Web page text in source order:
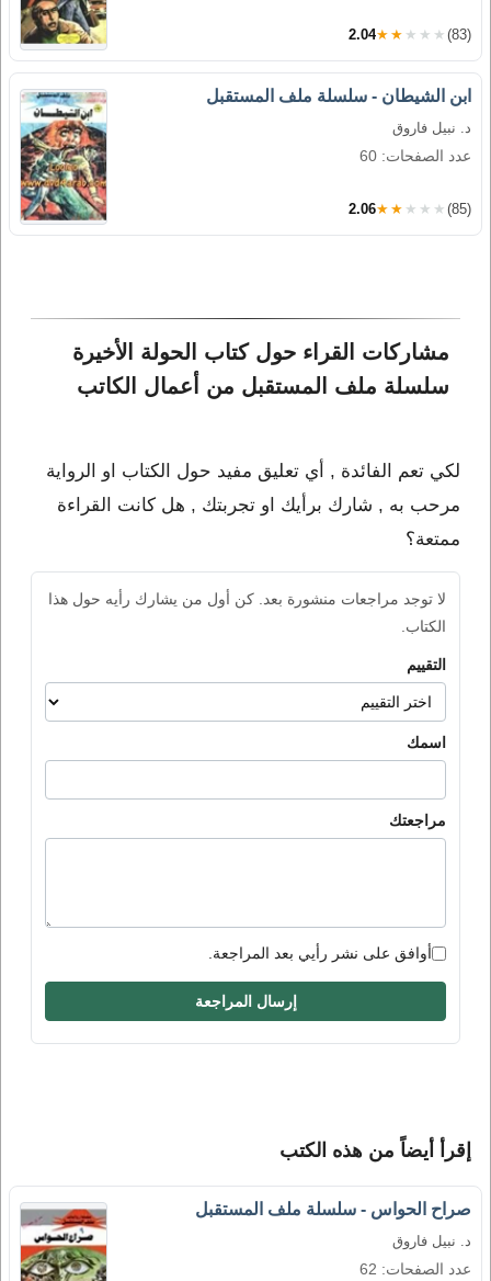
2.04★★★★★ (83)
ابن الشيطان - سلسلة ملف المستقبل
د. نبيل فاروق
عدد الصفحات: 60
2.06★★★★★ (85)
مشاركات القراء حول كتاب الحولة الأخيرة
سلسلة ملف المستقبل من أعمال الكاتب
لكي تعم الفائدة , أي تعليق مفيد حول الكتاب او الرواية
مرحب به , شارك برأيك او تجربتك , هل كانت القراءة
ممتعة؟
لا توجد مراجعات منشورة بعد. كن أول من يشارك رأيه حول هذا
الكتاب.
التقييم
اسمك
مراجعتك
أوافق على نشر رأيي بعد المراجعة.
إرسال المراجعة
إقرأ أيضاً من هذه الكتب
صراح الحواس - سلسلة ملف المستقبل
د. نبيل فاروق
عدد الصفحات: 62